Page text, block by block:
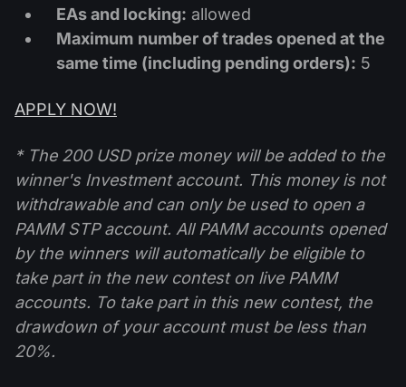
EAs and locking: allowed
Maximum number of trades opened at the
same time (including pending orders): 5
APPLY NOW!
* The 200 USD prize money will be added to the
winner's Investment account. This money is not
withdrawable and can only be used to open a
PAMM STP account. All PAMM accounts opened
by the winners will automatically be eligible to
take part in the new contest on live PAMM
accounts. To take part in this new contest, the
drawdown of your account must be less than
20%.